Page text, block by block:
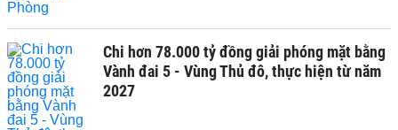
Chi hơn 78.000 tỷ đồng giải phóng mặt bằng
Vành đai 5 - Vùng Thủ đô, thực hiện từ năm
2027